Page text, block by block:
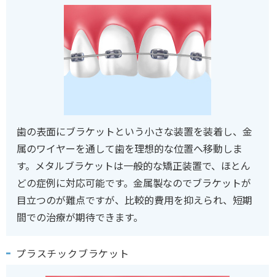
歯の表面にブラケットという小さな装置を装着し、金
属のワイヤーを通して歯を理想的な位置へ移動しま
す。メタルブラケットは一般的な矯正装置で、ほとん
どの症例に対応可能です。金属製なのでブラケットが
目立つのが難点ですが、比較的費用を抑えられ、短期
間での治療が期待できます。
プラスチックブラケット